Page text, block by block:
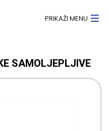
PRIKAŽI MENU
SAMOLJEPLJIVE